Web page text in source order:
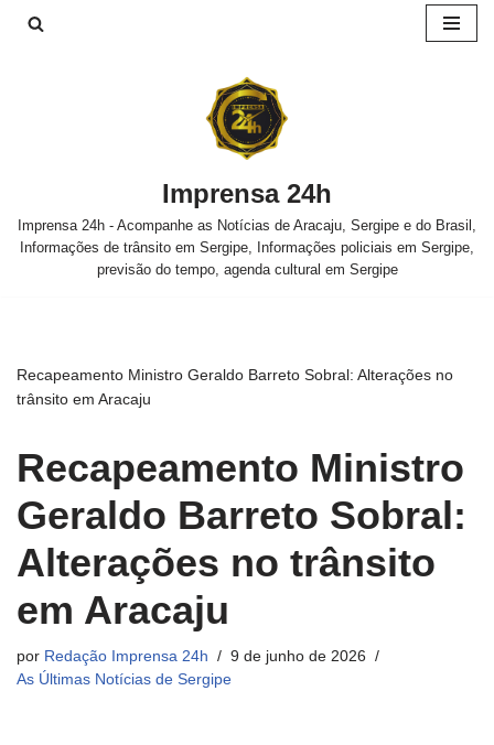
Imprensa 24h
Imprensa 24h - Acompanhe as Notícias de Aracaju, Sergipe e do Brasil,
Informações de trânsito em Sergipe, Informações policiais em Sergipe,
previsão do tempo, agenda cultural em Sergipe
Recapeamento Ministro Geraldo Barreto Sobral: Alterações no
trânsito em Aracaju
Recapeamento Ministro
Geraldo Barreto Sobral:
Alterações no trânsito
em Aracaju
por Redação Imprensa 24h
9 de junho de 2026
As Últimas Notícias de Sergipe